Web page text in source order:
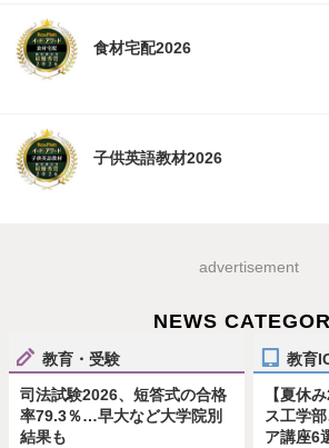
食材宅配2026
子供英語教材2026
advertisement
NEWS
教育・受験
司法試験2026、短答式の合格
率79.3％…早大など大学院別
結果も
教育
【夏休
ス工学
ア講座6